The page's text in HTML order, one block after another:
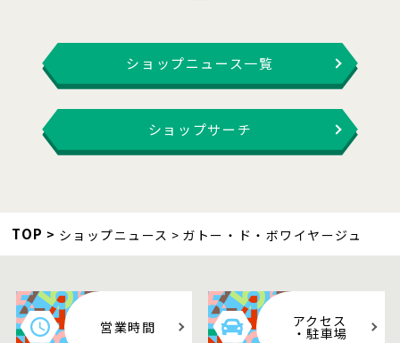
ショップニュース一覧
ショップサーチ
TOP ショップニュース ガトー・ド・ボワイヤージュ
営業時間 アクセス
・駐車場